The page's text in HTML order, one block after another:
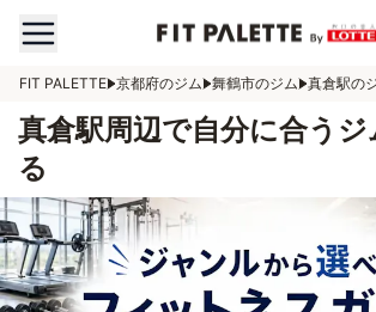
FIT PALETTE 京都府のジム 舞鶴市のジム 真倉駅の
真倉駅周辺で自分に合う
る